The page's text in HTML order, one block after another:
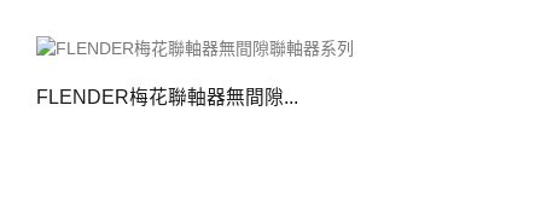
FLENDER梅花聯軸器無間隙...